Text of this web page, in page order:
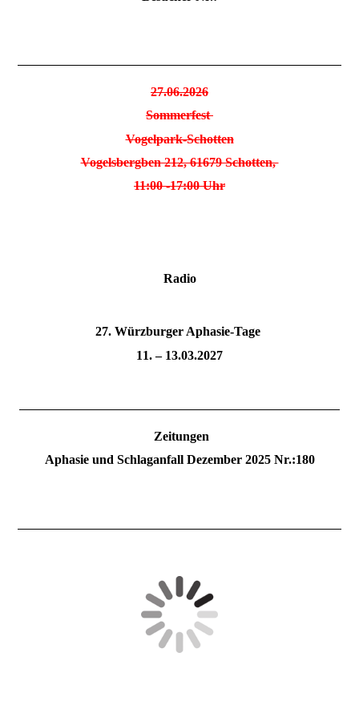
27.06.2026
Sommerfest
Vogelpark-Schotten
Vogelsbergben 212, 61679 Schotten,
11:00 -17:00 Uhr
Radio
27. Würzburger Aphasie-Tage
11. – 13.03.2027
Zeitungen
Aphasie und Schlaganfall Dezember 2025 Nr.:180